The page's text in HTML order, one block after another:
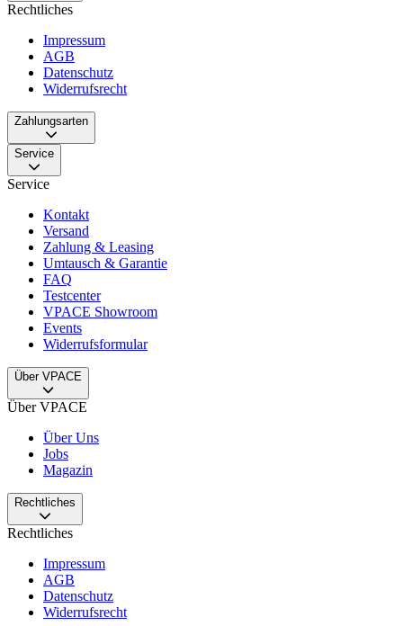
Rechtliches
Impressum
AGB
Datenschutz
Widerrufsrecht
Zahlungsarten
Service
Service
Kontakt
Versand
Zahlung & Leasing
Umtausch & Garantie
FAQ
Testcenter
VPACE Showroom
Events
Widerrufsformular
Über VPACE
Über VPACE
Über Uns
Jobs
Magazin
Rechtliches
Rechtliches
Impressum
AGB
Datenschutz
Widerrufsrecht